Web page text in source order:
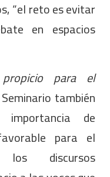
“el reto es evitar
en espacios
para el
también
de
para el
los discursos